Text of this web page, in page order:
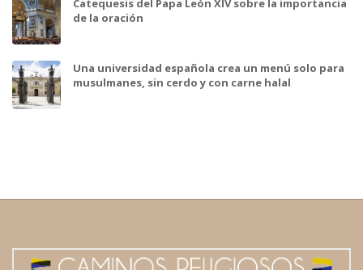
Catequesis del Papa León XIV sobre la importancia
de la oración
Una universidad española crea un menú solo para
musulmanes, sin cerdo y con carne halal